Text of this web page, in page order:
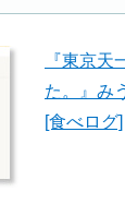
『東京天
た。』み
[食べログ]